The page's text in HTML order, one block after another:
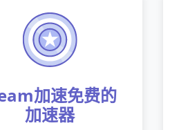
加速免费的
加速器